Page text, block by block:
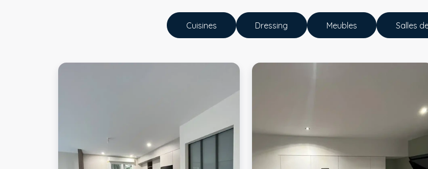
Cuisines Dressing Meubles Salles